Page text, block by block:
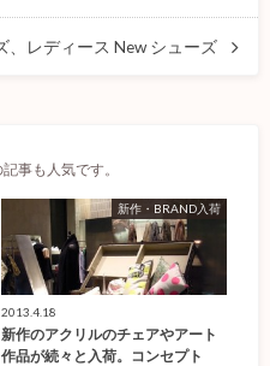
、レディース New シューズ
事も人気です。
新作・BRAND入荷
2013.4.18
新作のアクリルのチェアやアート
作品が続々と入荷。コンセプト